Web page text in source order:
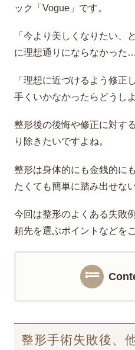
ック「Vogue」です。
「今より美しくなりたい、
に理想通りにならなかった…
「理想に近づけるよう修正
手くいかなかったらどうし
整形後の後悔や修正に対す
り除きたいですよね。
整形は身体的にも金銭的に
たくても簡単に踏み出せな
今回は整形のよくある失敗
頼先を選ぶポイントなどを
整形手術失敗後、